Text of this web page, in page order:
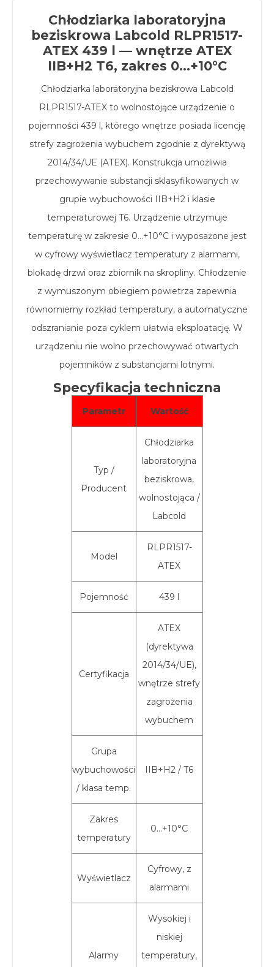
Chłodziarka laboratoryjna
beziskrowa Labcold RLPR1517-
ATEX 439 l — wnętrze ATEX
IIB+H2 T6, zakres 0…+10°C
Chłodziarka laboratoryjna beziskrowa Labcold
RLPR1517-ATEX to wolnostojące urządzenie o
pojemności 439 l, którego wnętrze posiada licencję
strefy zagrożenia wybuchem zgodnie z dyrektywą
2014/34/UE (ATEX). Konstrukcja umożliwia
przechowywanie substancji sklasyfikowanych w
grupie wybuchowości IIB+H2 i klasie
temperaturowej T6. Urządzenie utrzymuje
temperaturę w zakresie 0…+10°C i wyposażone jest
w cyfrowy wyświetlacz temperatury z alarmami,
blokadę drzwi oraz zbiornik na skropliny. Chłodzenie
z wymuszonym obiegiem powietrza zapewnia
równomierny rozkład temperatury, a automatyczne
odszranianie poza cyklem ułatwia eksploatację. W
urządzeniu nie wolno przechowywać otwartych
pojemników z substancjami lotnymi.
Specyfikacja techniczna
Parametr Wartość
Typ /
Producent
Chłodziarka
laboratoryjna
beziskrowa,
wolnostojąca /
Labcold
Model
RLPR1517-
ATEX
Pojemność 439 l
Certyfikacja
ATEX
(dyrektywa
2014/34/UE),
wnętrze strefy
zagrożenia
wybuchem
Grupa
wybuchowości
/ klasa temp.
IIB+H2 / T6
Zakres
temperatury
0…+10°C
Wyświetlacz
Cyfrowy, z
alarmami
Alarmy
Wysokiej i
niskiej
temperatury,